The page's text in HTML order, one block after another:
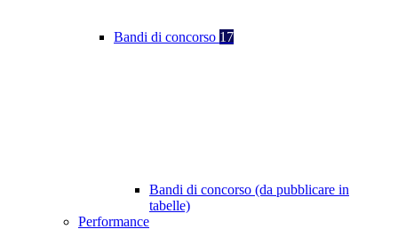
Bandi di concorso 17
Bandi di concorso (da pubblicare in
tabelle)
Performance